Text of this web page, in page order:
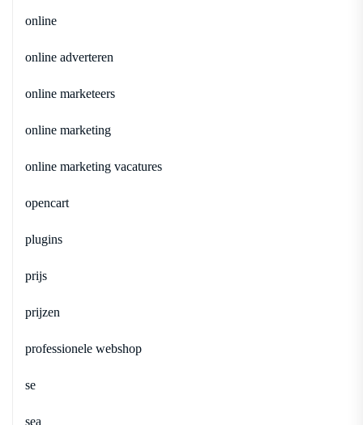
online
online adverteren
online marketeers
online marketing
online marketing vacatures
opencart
plugins
prijs
prijzen
professionele webshop
se
sea